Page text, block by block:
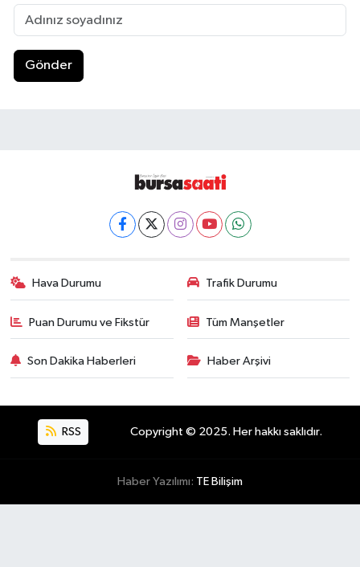
Gönder
Hava Durumu Trafik Durumu
Puan Durumu ve Fikstür Tüm Manşetler
Son Dakika Haberleri Haber Arşivi
RSS Copyright © 2025. Her hakkı saklıdır.
Haber Yazılımı: TE Bilişim